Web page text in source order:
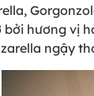
hương vị
ngậy